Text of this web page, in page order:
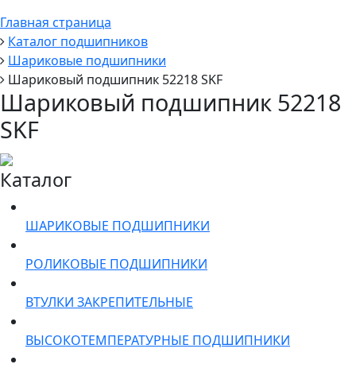
Главная страница
Каталог подшипников
Шариковые подшипники
Шариковый подшипник 52218 SKF
Шариковый подшипник 52218
SKF
Каталог
ШАРИКОВЫЕ ПОДШИПНИКИ
РОЛИКОВЫЕ ПОДШИПНИКИ
ВТУЛКИ ЗАКРЕПИТЕЛЬНЫЕ
ВЫСОКОТЕМПЕРАТУРНЫЕ ПОДШИПНИКИ